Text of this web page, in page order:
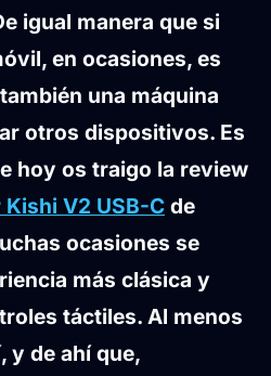
igual manera que si
en ocasiones, es
una máquina
otros dispositivos. Es
hoy os traigo la review
Kishi V2 USB-C de
ocasiones se
más clásica y
táctiles. Al menos
y de ahí que,